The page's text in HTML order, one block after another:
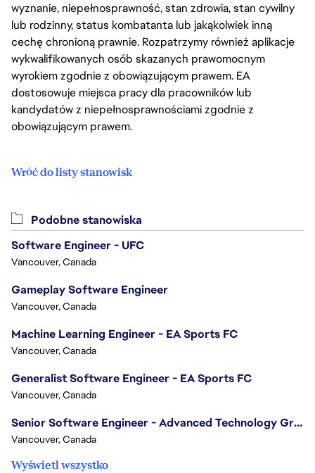
wyznanie, niepełnosprawność, stan zdrowia, stan cywilny
lub rodzinny, status kombatanta lub jakąkolwiek inną
cechę chronioną prawnie. Rozpatrzymy również aplikacje
wykwalifikowanych osób skazanych prawomocnym
wyrokiem zgodnie z obowiązującym prawem. EA
dostosowuje miejsca pracy dla pracowników lub
kandydatów z niepełnosprawnościami zgodnie z
obowiązującym prawem.
Wróć do listy stanowisk
Podobne stanowiska
Software Engineer - UFC
Vancouver, Canada
Gameplay Software Engineer
Vancouver, Canada
Machine Learning Engineer - EA Sports FC
Vancouver, Canada
Generalist Software Engineer - EA Sports FC
Vancouver, Canada
Senior Software Engineer - Advanced Technology Group
Vancouver, Canada
Wyświetl wszystko